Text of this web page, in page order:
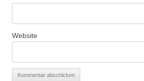
Website